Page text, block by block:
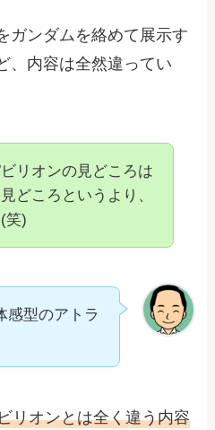
ガンダムを絡めて展示す
、内容は全然違ってい
リオンの見どころは
どころというより、
笑)
感型のアトラ
リオンとは全く違う内容